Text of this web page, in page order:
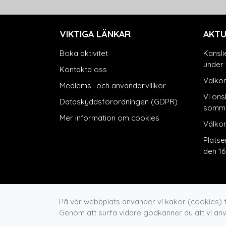
VIKTIGA LÄNKAR
Boka aktivitet
Kontakta oss
Medlems -och användarvillkor
Dataskyddsförordningen (GDPR)
Mer information om cookies
under
Vi
den
På vår webbplats använder vi kakor
Genom att surfa vidare godkänner du att vi